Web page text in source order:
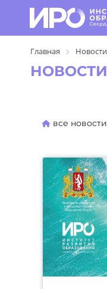
Главная Новости
НОВОСТИ
все новости